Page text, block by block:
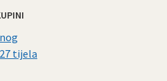
tijela